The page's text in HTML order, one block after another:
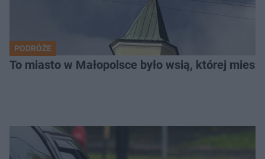
PODRÓŻE
To miasto w Małopolsce było wsią, której